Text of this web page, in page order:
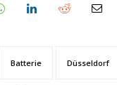
Batterie Düsseldorf